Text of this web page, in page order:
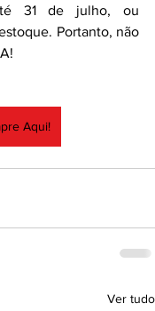
31 de julho, ou
Portanto, não
Aqui!
Ver tudo